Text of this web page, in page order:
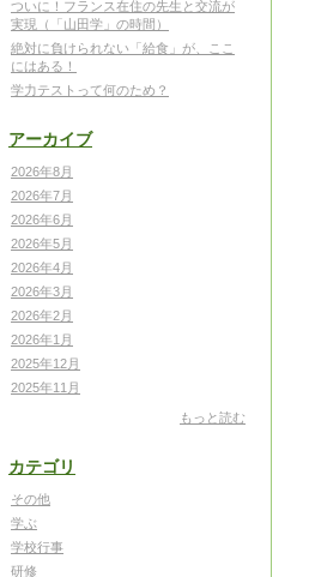
ついに！フランス在住の先生と交流が
実現（「山田学」の時間）
絶対に負けられない「給食」が、ここ
にはある！
学力テストって何のため？
アーカイブ
2026年8月
2026年7月
2026年6月
2026年5月
2026年4月
2026年3月
2026年2月
2026年1月
2025年12月
2025年11月
もっと読む
カテゴリ
その他
学ぶ
学校行事
研修